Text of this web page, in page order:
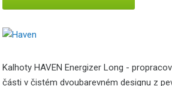
Kalhoty HAVEN Energizer Long -
části v čistém dvoubarevném designu z